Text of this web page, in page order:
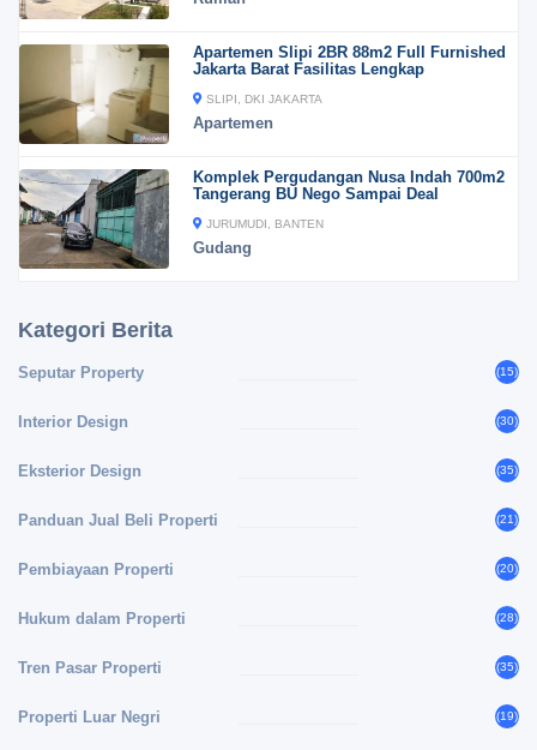
Apartemen Slipi 2BR 88m2 Full Furnished
Jakarta Barat Fasilitas Lengkap
SLIPI, DKI JAKARTA
Apartemen
Komplek Pergudangan Nusa Indah 700m2
Tangerang BU Nego Sampai Deal
JURUMUDI, BANTEN
Gudang
Kategori Berita
Seputar Property (15)
Interior Design (30)
Eksterior Design (35)
Panduan Jual Beli Properti (21)
Pembiayaan Properti (20)
Hukum dalam Properti (28)
Tren Pasar Properti (35)
Properti Luar Negri (19)